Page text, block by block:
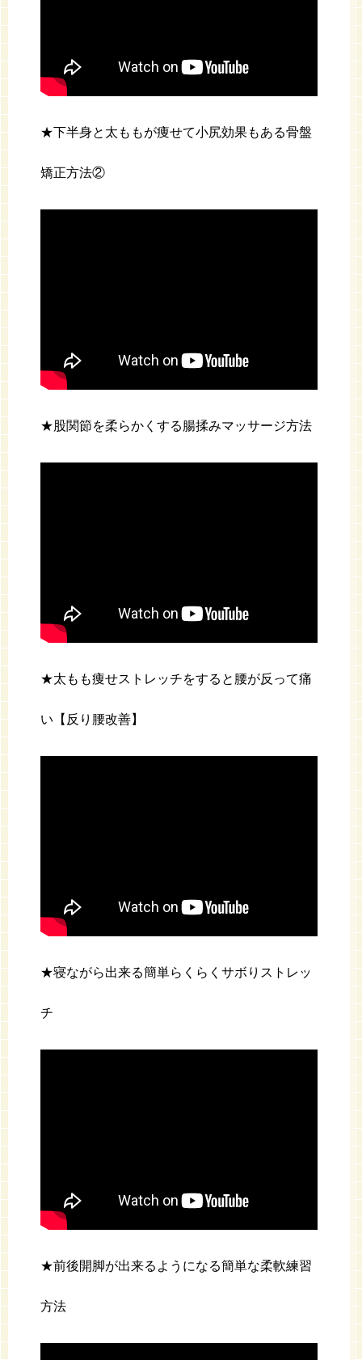
★下半身と太ももが痩せて小尻効果もある骨盤
矯正方法②
★股関節を柔らかくする腸揉みマッサージ方法
★太もも痩せストレッチをすると腰が反って痛
い【反り腰改善】
★寝ながら出来る簡単らくらくサボりストレッ
チ
★前後開脚が出来るようになる簡単な柔軟練習
方法